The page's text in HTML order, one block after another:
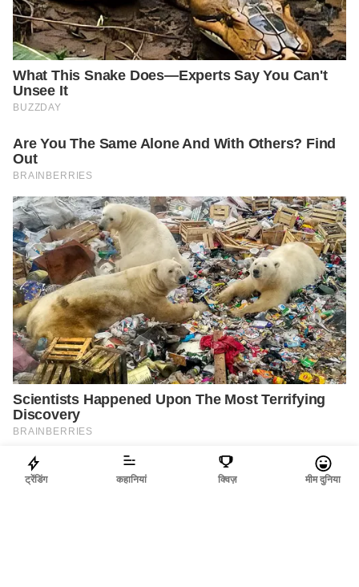
ट्रेंडिंग कहानियां क्विज़ मीम दुनिया